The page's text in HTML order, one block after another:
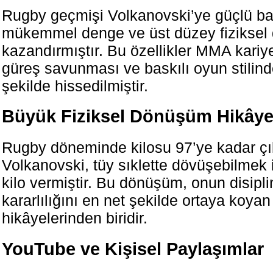
Rugby geçmişi Volkanovski’ye güçlü
mükemmel denge ve üst düzey fiziksel
kazandırmıştır. Bu özellikler MMA
güreş savunması ve baskılı oyun
şekilde hissedilmiştir.
Büyük Fiziksel Dönüşüm
Rugby döneminde kilosu 97’ye kadar
Volkanovski, tüy sıklette dövüşebilmek
kilo vermiştir. Bu dönüşüm, onun
kararlılığını en net şekilde ortaya
hikâyelerinden biridir.
YouTube ve Kişisel Paylaşımlar